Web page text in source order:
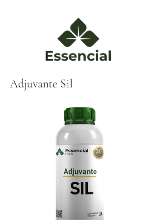
Adjuvante Sil